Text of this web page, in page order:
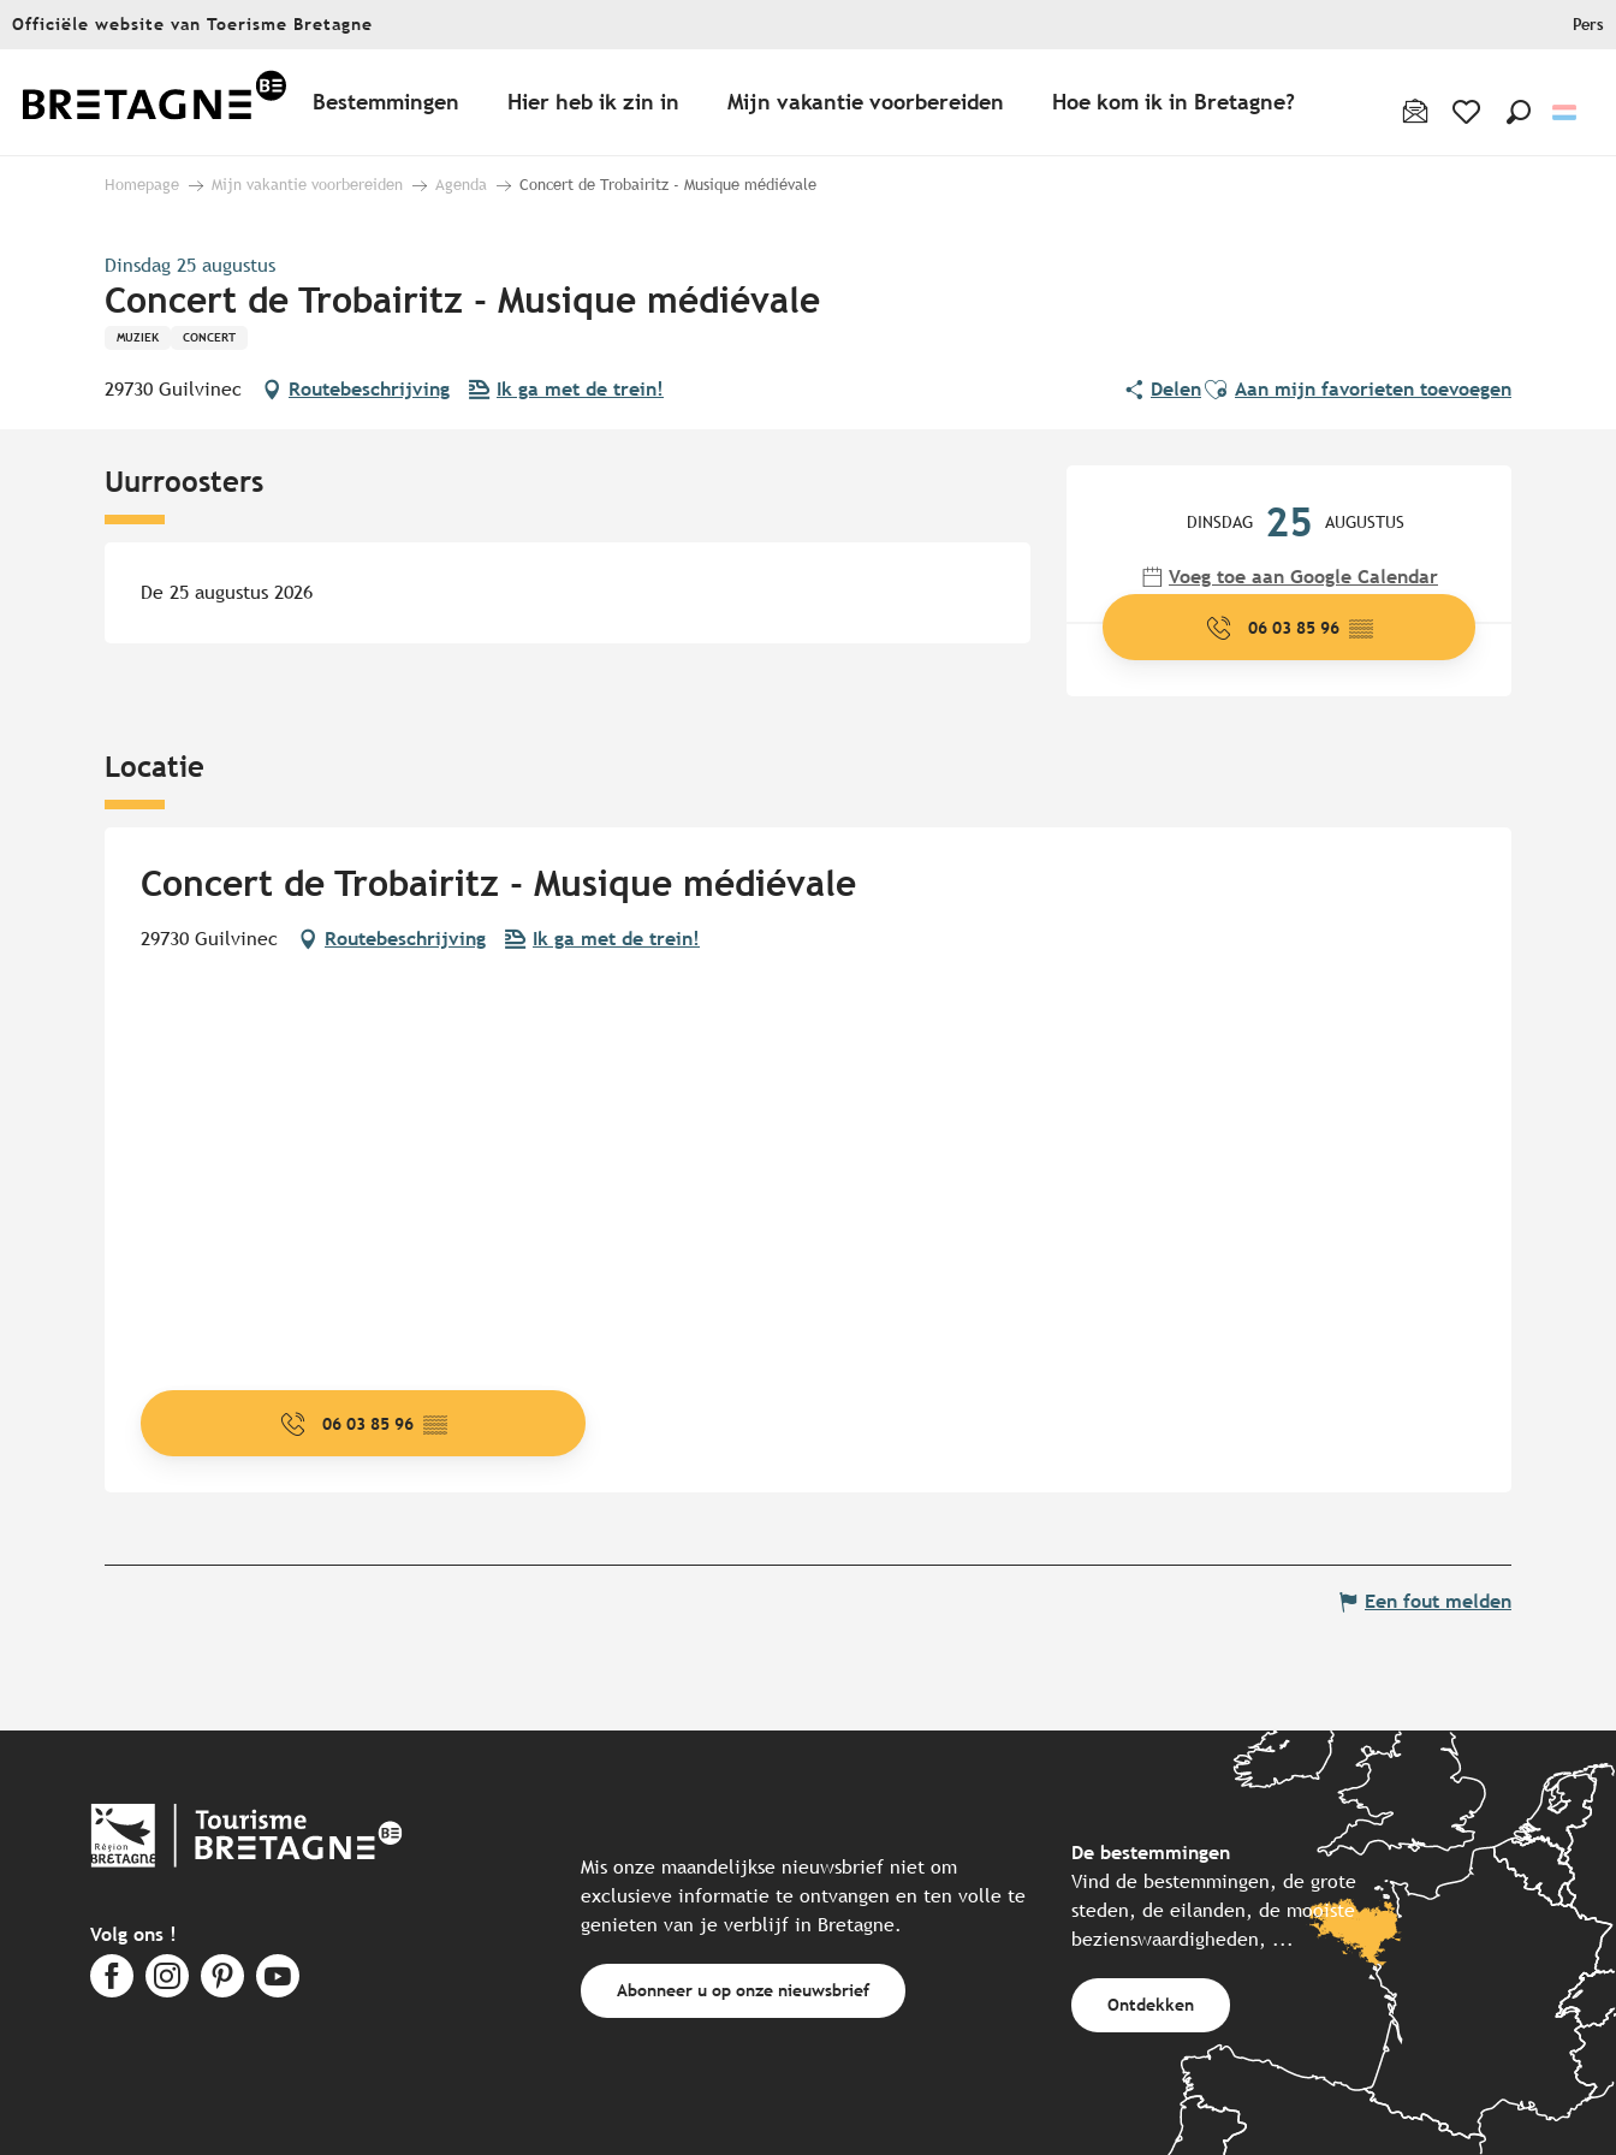
Aller
principal
Officiële website van Toerisme Bretagne Pers
Bestemmingen Hier heb ik zin in Mijn vakantie voorbereiden Hoe kom ik in Bretagne?
Homepage Mijn vakantie voorbereiden Agenda Concert de Trobairitz - Musique médiévale
Dinsdag 25 augustus
Concert de Trobairitz - Musique médiévale
MUZIEK CONCERT
29730 Guilvinec Routebeschrijving Ik ga met de trein! DelenAjouter aux favoris
Aan mijn favorieten toevoegen
DINSDAG 25 AUGUSTUS
Voeg toe aan Google Calendar
06 03 85 96 ▒▒
Uurroosters
De 25 augustus 2026
Locatie
Concert de Trobairitz - Musique médiévale
29730 Guilvinec Routebeschrijving Ik ga met de trein!
06 03 85 96 ▒▒
Een fout melden
Volg ons !
Mis onze maandelijkse nieuwsbrief niet om
exclusieve informatie te ontvangen en ten volle te
genieten van je verblijf in Bretagne.
Abonneer u op onze nieuwsbrief
De bestemmingen
Vind de bestemmingen, de grote
steden, de eilanden, de mooiste
bezienswaardigheden, ...
Ontdekken